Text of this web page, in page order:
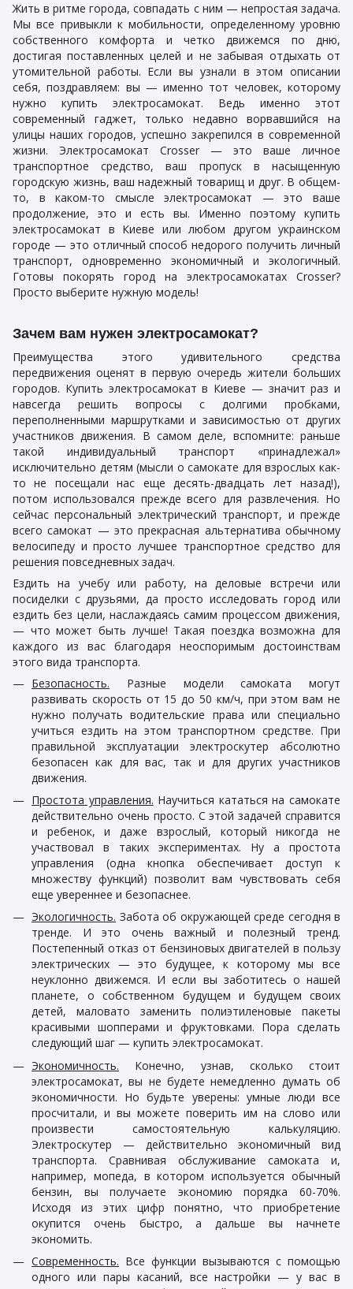
Жить в ритме города, совпадать с ним — непростая задача.
Мы все привыкли к мобильности, определенному уровню
собственного комфорта и четко движемся по дню,
достигая поставленных целей и не забывая отдыхать от
утомительной работы. Если вы узнали в этом описании
себя, поздравляем: вы — именно тот человек, которому
нужно купить электросамокат. Ведь именно этот
современный гаджет, только недавно ворвавшийся на
улицы наших городов, успешно закрепился в современной
жизни. Электросамокат Crosser — это ваше личное
транспортное средство, ваш пропуск в насыщенную
городскую жизнь, ваш надежный товарищ и друг. В общем-
то, в каком-то смысле электросамокат — это ваше
продолжение, это и есть вы. Именно поэтому купить
электросамокат в Киеве или любом другом украинском
городе — это отличный способ недорого получить личный
транспорт, одновременно экономичный и экологичный.
Готовы покорять город на электросамокатах Crosser?
Просто выберите нужную модель!
Зачем вам нужен электросамокат?
Преимущества этого удивительного средства
передвижения оценят в первую очередь жители больших
городов. Купить электросамокат в Киеве — значит раз и
навсегда решить вопросы с долгими пробками,
переполненными маршрутками и зависимостью от других
участников движения. В самом деле, вспомните: раньше
такой индивидуальный транспорт «принадлежал»
исключительно детям (мысли о самокате для взрослых как-
то не посещали нас еще десять-двадцать лет назад!),
потом использовался прежде всего для развлечения. Но
сейчас персональный электрический транспорт, и прежде
всего самокат — это прекрасная альтернатива обычному
велосипеду и просто лучшее транспортное средство для
решения повседневных задач.
Ездить на учебу или работу, на деловые встречи или
посиделки с друзьями, да просто исследовать город или
ездить без цели, наслаждаясь самим процессом движения,
— что может быть лучше! Такая поездка возможна для
каждого из вас благодаря неоспоримым достоинствам
этого вида транспорта.
Безопасность. Разные модели самоката могут
развивать скорость от 15 до 50 км/ч, при этом вам не
нужно получать водительские права или специально
учиться ездить на этом транспортном средстве. При
правильной эксплуатации электроскутер абсолютно
безопасен как для вас, так и для других участников
движения.
Простота управления. Научиться кататься на самокате
действительно очень просто. С этой задачей справится
и ребенок, и даже взрослый, который никогда не
участвовал в таких экспериментах. Ну а простота
управления (одна кнопка обеспечивает доступ к
множеству функций) позволит вам чувствовать себя
еще увереннее и безопаснее.
Экологичность. Забота об окружающей среде сегодня в
тренде. И это очень важный и полезный тренд.
Постепенный отказ от бензиновых двигателей в пользу
электрических — это будущее, к которому мы все
неуклонно движемся. И если вы заботитесь о нашей
планете, о собственном будущем и будущем своих
детей, маловато заменить полиэтиленовые пакеты
красивыми шопперами и фруктовками. Пора сделать
следующий шаг — купить электросамокат.
Экономичность. Конечно, узнав, сколько стоит
электросамокат, вы не будете немедленно думать об
экономичности. Но будьте уверены: умные люди все
просчитали, и вы можете поверить им на слово или
произвести самостоятельную калькуляцию.
Электроскутер — действительно экономичный вид
транспорта. Сравнивая обслуживание самоката и,
например, мопеда, в котором используется обычный
бензин, вы получаете экономию порядка 60-70%.
Исходя из этих цифр понятно, что приобретение
окупится очень быстро, а дальше вы начнете
экономить.
Современность. Все функции вызываются с помощью
одного или пары касаний, все настройки — у вас в